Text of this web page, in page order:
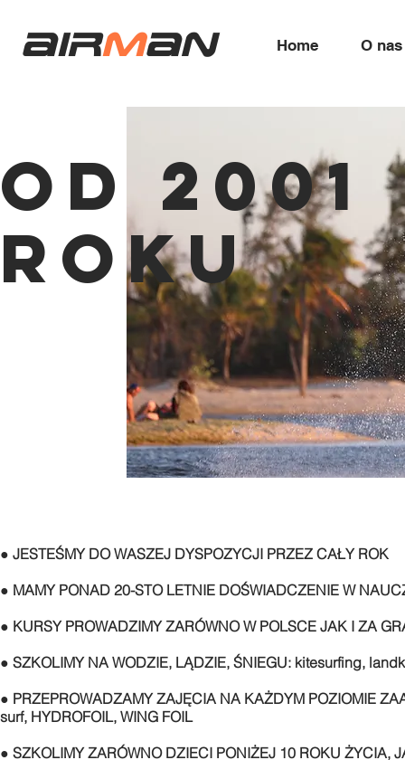
airman Home O nas
od 2001
roku
● JESTEŚMY DO WASZEJ DYSPOZYCJI PRZEZ CAŁY ROK
● MAMY PONAD 20-STO LETNIE DOŚWIADCZENIE W
● KURSY PROWADZIMY ZARÓWNO W POLSCE JAK I ZA
● SZKOLIMY NA WODZIE, LĄDZIE, ŚNIEGU: kitesurfing,
● PRZEPROWADZAMY ZAJĘCIA NA KAŻDYM POZIOMIE
surf, HYDROFOIL, WING FOIL
● SZKOLIMY ZARÓWNO DZIECI PONIŻEJ 10 ROKU ŻYCIA,